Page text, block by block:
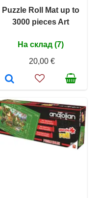
Puzzle Roll Mat up to
3000 pieces Art
На склад (7)
20,00 €